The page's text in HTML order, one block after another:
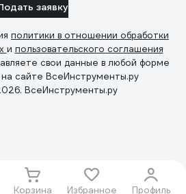
Корзина Избранное Профиль
заявку
политики в отношении обработки
и пользовательского соглашения
свои данные в любой форме
на сайте ВсеИнструменты.ру
ВсеИнструменты.ру